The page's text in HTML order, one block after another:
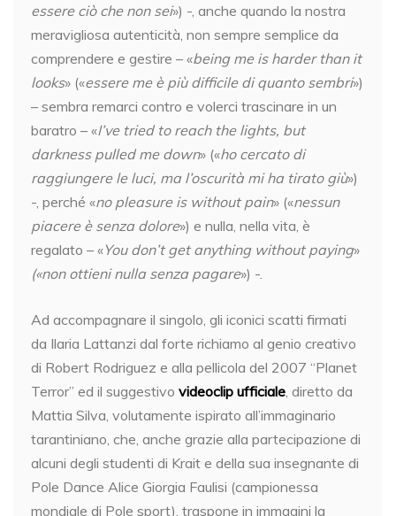
essere ciò che non sei») -, anche quando la nostra
meravigliosa autenticità, non sempre semplice da
comprendere e gestire – «being me is harder than it
looks» («essere me è più difficile di quanto sembri»)
– sembra remarci contro e volerci trascinare in un
baratro – «I’ve tried to reach the lights, but
darkness pulled me down» («ho cercato di
raggiungere le luci, ma l’oscurità mi ha tirato giù»)
-, perché «no pleasure is without pain» («nessun
piacere è senza dolore») e nulla, nella vita, è
regalato – «You don’t get anything without paying»
(«non ottieni nulla senza pagare») -.
Ad accompagnare il singolo, gli iconici scatti firmati
da Ilaria Lattanzi dal forte richiamo al genio creativo
di Robert Rodriguez e alla pellicola del 2007 “Planet
Terror” ed il suggestivo videoclip ufficiale , diretto da
Mattia Silva, volutamente ispirato all’immaginario
tarantiniano, che, anche grazie alla partecipazione di
alcuni degli studenti di Krait e della sua insegnante di
Pole Dance Alice Giorgia Faulisi (campionessa
mondiale di Pole sport), traspone in immagini la